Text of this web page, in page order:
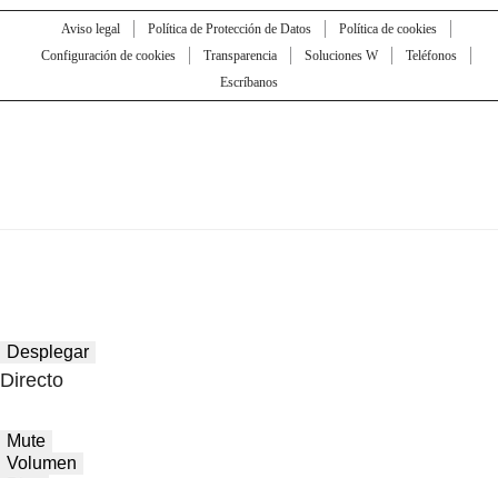
Aviso legal Política de Protección de Datos
Política de cookies
Configuración de cookies
Transparencia Soluciones W
Teléfonos
Escríbanos
Desplegar
Directo
Mute
Volumen